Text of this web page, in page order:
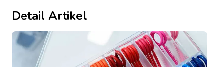
Detail Artikel